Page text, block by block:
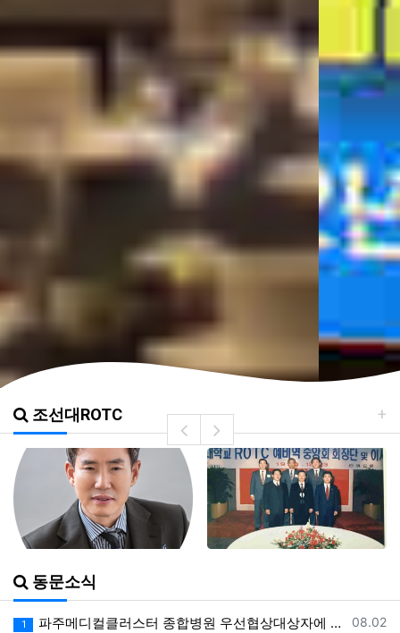
조선대ROTC
동문소식
등록일
08.02
1 파주메디컬클러스터 종합병원 우선협상대상자에 조선대학교 선정 - 동아일보